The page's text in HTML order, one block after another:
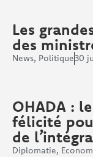
Les
des
News, Politique30
OHADA :
félicité
de
Diplomatie,